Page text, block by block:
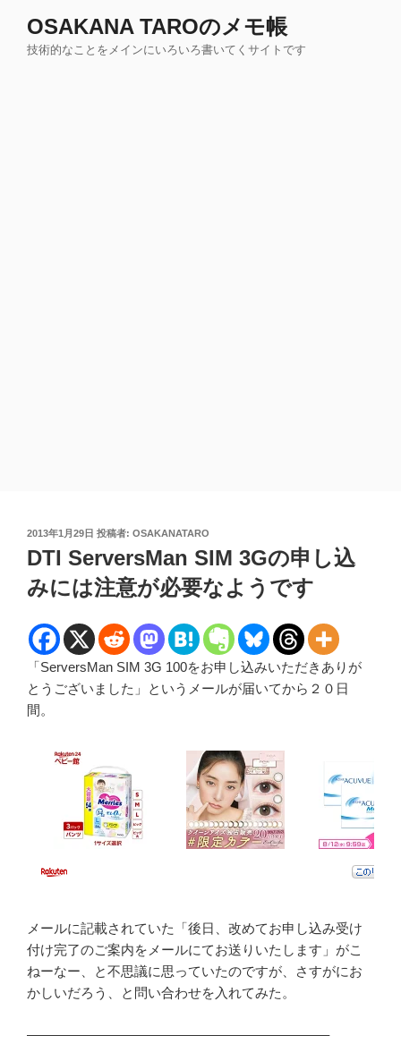
OSAKANA TAROのメモ帳
技術的なことをメインにいろいろ書いてくサイトです
投
稿
日:
2013年1月29日 投稿者: OSAKANATARO
DTI ServersMan SIM 3Gの申し込
みには注意が必要なようです
「ServersMan SIM 3G 100をお申し込みいただきありが
とうございました」というメールが届いてから２０日
間。
メールに記載されていた「後日、改めてお申し込み受け
付け完了のご案内をメールにてお送りいたします」がこ
ねーなー、と不思議に思っていたのですが、さすがにお
かしいだろう、と問い合わせを入れてみた。
——————————————————————–